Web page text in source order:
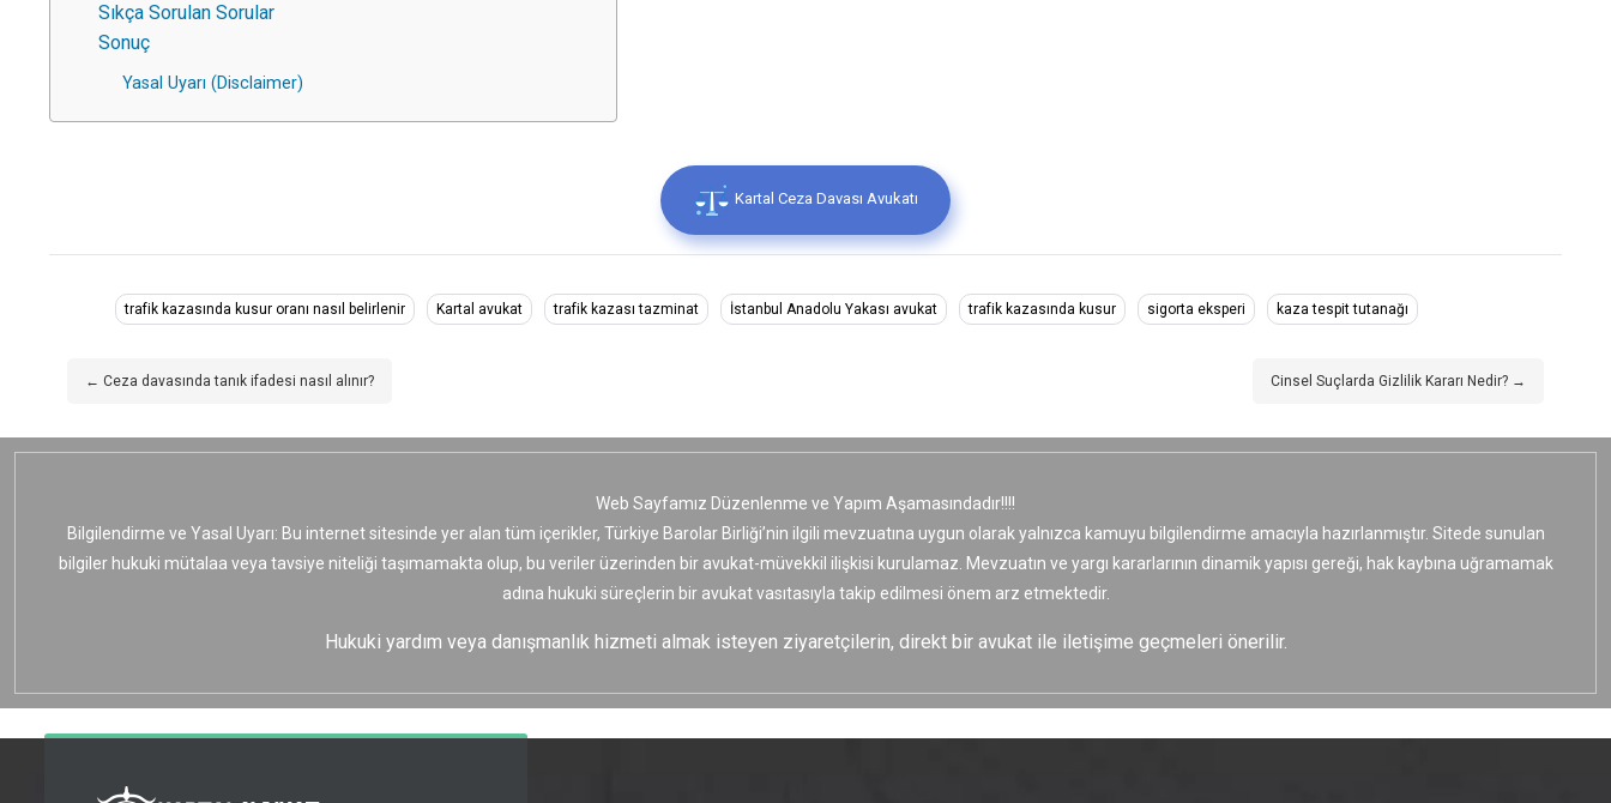
Sıkça Sorulan Sorular
Sonuç
Yasal Uyarı (Disclaimer)
Kartal Ceza Davası Avukatı
trafik kazasında kusur oranı nasıl belirlenir Kartal avukat trafik kazası tazminat İstanbul Anadolu Yakası avukat trafik kazasında kusur sigorta eksperi kaza tespit tutanağı
← Ceza davasında tanık ifadesi nasıl alınır? Cinsel Suçlarda Gizlilik Kararı Nedir? →
Web Sayfamız Düzenlenme ve Yapım Aşamasındadır!!!!
Bilgilendirme ve Yasal Uyarı: Bu internet sitesinde yer alan tüm içerikler, Türkiye Barolar Birliği’nin ilgili mevzuatına uygun olarak yalnızca kamuyu bilgilendirme amacıyla hazırlanmıştır. Sitede sunulan
bilgiler hukuki mütalaa veya tavsiye niteliği taşımamakta olup, bu veriler üzerinden bir avukat-müvekkil ilişkisi kurulamaz. Mevzuatın ve yargı kararlarının dinamik yapısı gereği, hak kaybına uğramamak
adına hukuki süreçlerin bir avukat vasıtasıyla takip edilmesi önem arz etmektedir.
Hukuki yardım veya danışmanlık hizmeti almak isteyen ziyaretçilerin, direkt bir avukat ile iletişime geçmeleri önerilir.